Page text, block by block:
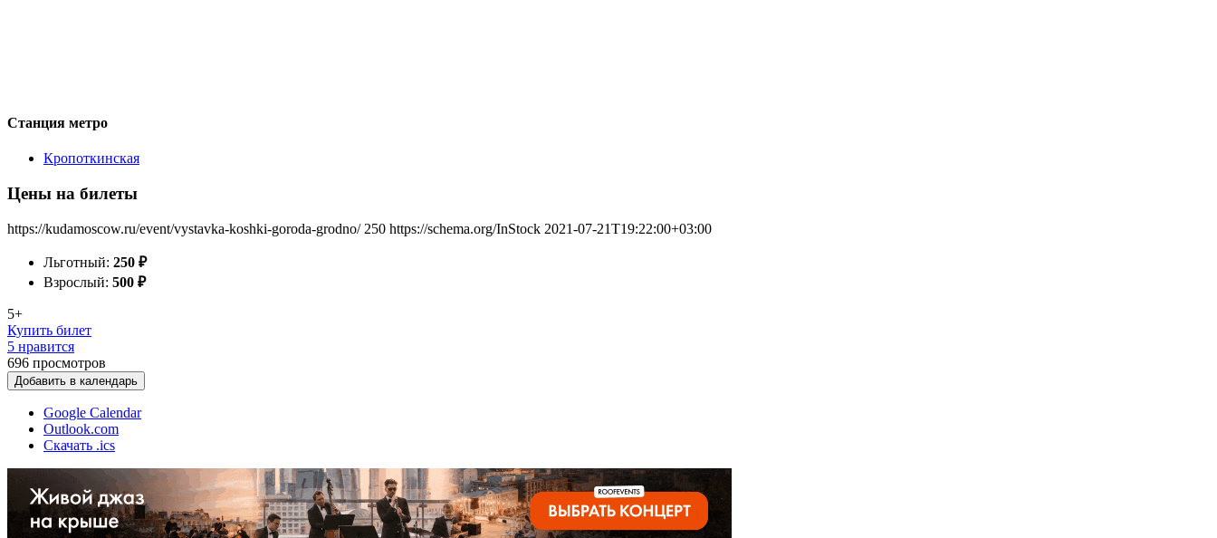
Станция метро
Кропоткинская
Цены на билеты
https://kudamoscow.ru/event/vystavka-koshki-goroda-grodno/ 250 https://schema.org/InStock 2021-07-21T19:22:00+03:00
Льготный: 250 ₽
Взрослый: 500 ₽
5+
Купить билет
5 нравится
696 просмотров
Добавить в календарь
Google Calendar
Outlook.com
Скачать .ics